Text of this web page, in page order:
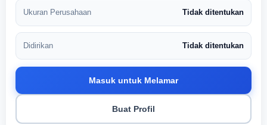
Ukuran Perusahaan Tidak ditentukan
Didirikan Tidak ditentukan
Masuk untuk Melamar
Buat Profil